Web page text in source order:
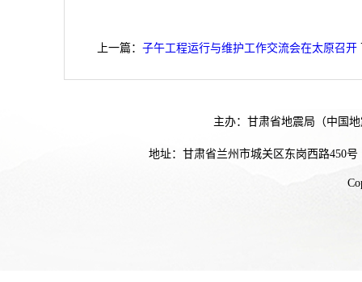
上一篇： 子午工程运行与维护工作交流会在太原召开
主办：甘肃省地震局（中国
地址：甘肃省兰州市城关区东岗西路450号